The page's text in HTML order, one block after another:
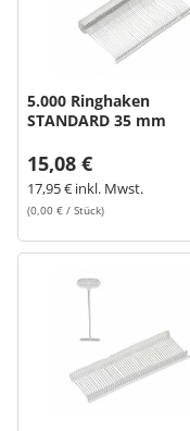
5.000 Ringhaken
STANDARD 35 mm
15,08 €
17,95 € inkl. Mwst.
(0,00 € / Stück)